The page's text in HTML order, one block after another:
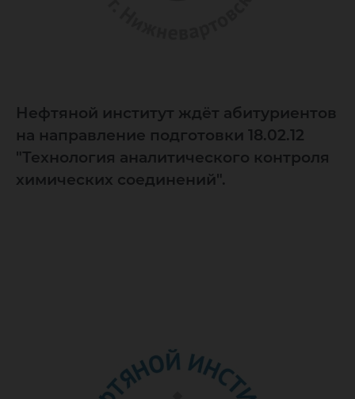
Нефтяной институт ждёт абитуриентов
на направление подготовки 18.02.12
"Технология аналитического контроля
химических соединений".